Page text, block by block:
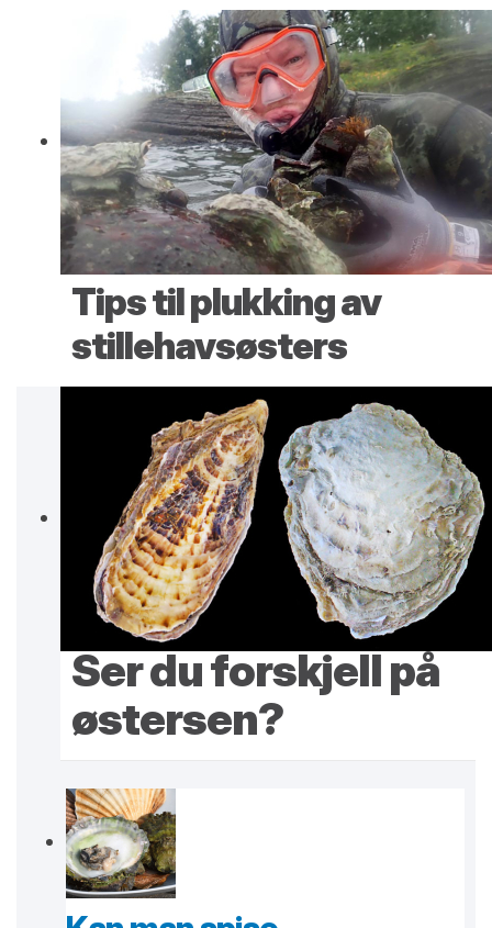
Tips til plukking av
stillehavsøsters
Ser du forskjell på
østersen?